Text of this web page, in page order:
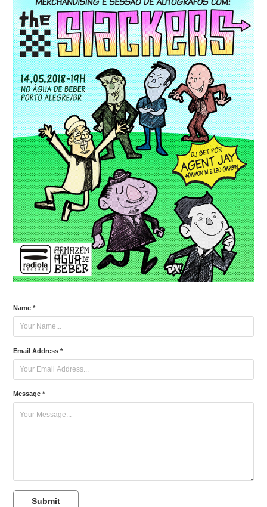
Name *
Email Address *
Message *
Submit